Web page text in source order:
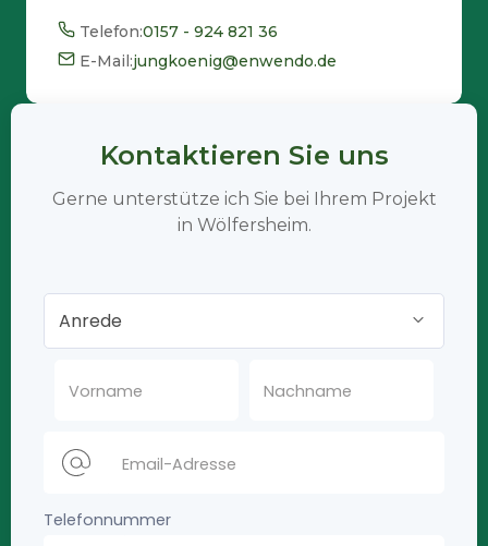
Telefon:0157 - 924 821 36
E-Mail:jungkoenig@enwendo.de
Kontaktieren Sie uns
Gerne unterstütze ich Sie bei Ihrem Projekt
in Wölfersheim.